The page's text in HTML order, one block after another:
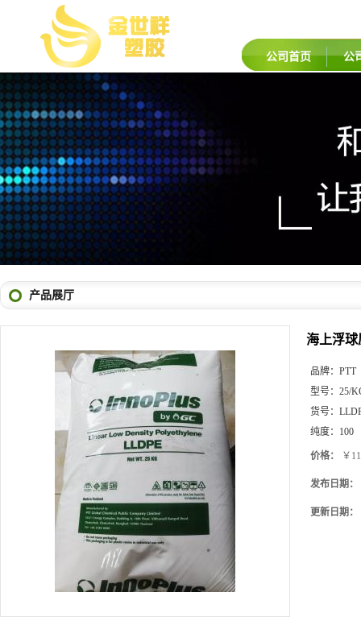
公司首页 公
产品展厅
海上浮
品牌： PTT
型号： 25/
货号：
纯度： 100
价格： ￥
发布日期：
更新日期：